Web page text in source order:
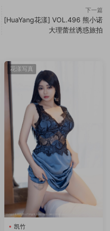
下一篇
[HuaYang花漾] VOL.496 熊小诺
大理蕾丝诱惑旅拍
花漾写真
凯竹